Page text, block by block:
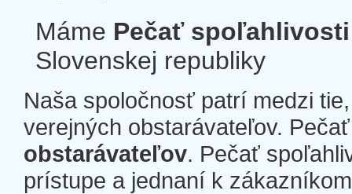
Máme Pečať spoľahlivosti
Slovenskej republiky
Naša spoločnosť patrí medzi
verejných obstarávateľov.
obstarávateľov. Pečať
prístupe a jednaní k